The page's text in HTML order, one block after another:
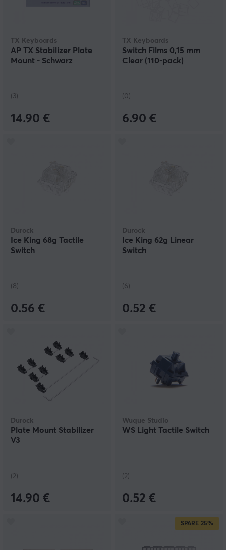
TX Keyboards
AP TX Stabilizer Plate
Mount - Schwarz
(3)
14.90 €
TX Keyboards
Switch Films 0,15 mm
Clear (110-pack)
(0)
6.90 €
Durock
Ice King 68g Tactile
Switch
(8)
0.56 €
Durock
Ice King 62g Linear
Switch
(6)
0.52 €
Durock
Plate Mount Stabilizer
V3
(2)
14.90 €
Wuque Studio
WS Light Tactile Switch
(2)
0.52 €
SPARE 25%